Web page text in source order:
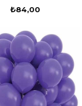
₺84,00